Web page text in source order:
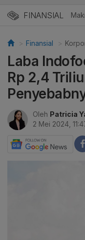
FINANSIAL
Finansial
Laba
Rp 2,4
Oleh Patricia
2 Mei 2024,